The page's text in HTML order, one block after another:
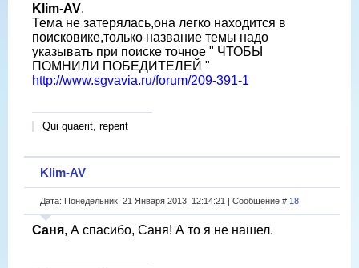
Klim-AV,
Тема не затерялась,она легко находится в
поисковике,только название темы надо
указывать при поиске точное " ЧТОБЫ
ПОМНИЛИ ПОБЕДИТЕЛЕЙ "
http://www.sgvavia.ru/forum/209-391-1
Qui quaerit, reperit
Klim-AV
Дата: Понедельник, 21 Января 2013, 12:14:21 | Сообщение # 18
Саня, А спасибо, Саня! А то я не нашел.